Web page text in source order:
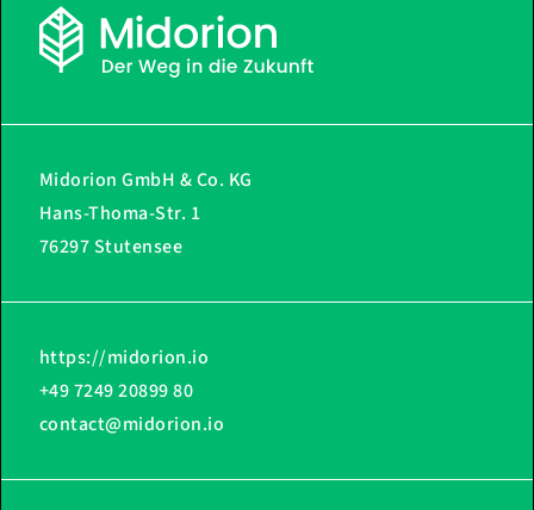
Midorion GmbH & Co. KG
Hans-Thoma-Str. 1
76297 Stutensee
https://midorion.io
+49 7249 20899 80
contact@midorion.io